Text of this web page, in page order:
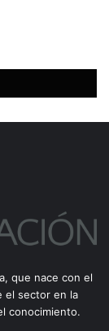
que nace con el
el sector en la
conocimiento.